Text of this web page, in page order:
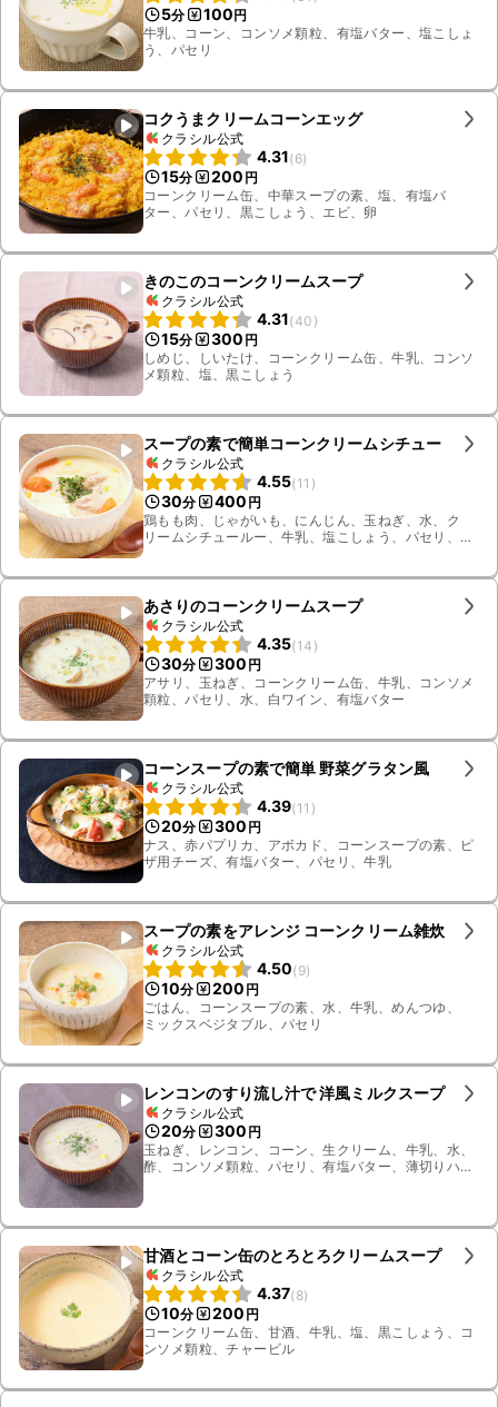
5分 100円
牛乳、コーン、コンソメ顆粒、有塩バター、塩こしょ
う、パセリ
コクうまクリームコーンエッグ
クラシル公式
4.31(6)
15分 200 円
コーンクリーム缶、中華スープの素、塩、有塩バ
ター、パセリ、黒こしょう、エビ、卵
きのこのコーンクリームスープ
クラシル公式
4.31(40 )
15分 300 円
しめじ、しいたけ、コーンクリーム缶、牛乳、コンソ
メ顆粒、塩、黒こしょう
スープの素で簡単コーンクリームシチュー
クラシル公式
4.55(11 )
30分 400 円
鶏もも肉、じゃがいも、にんじん、玉ねぎ、水、ク
リームシチュールー、牛乳、塩こしょう、パセリ、
あさりのコーンクリームスープ
クラシル公式
4.35(14 )
30分 300 円
アサリ、玉ねぎ、コーンクリーム缶、牛乳、コンソメ
顆粒、パセリ、水、白ワイン、有塩バター
コーンスープの素で簡単 野菜グラタン風
クラシル公式
4.39(11 )
20分 300 円
ナス、赤パプリカ、アボカド、コーンスープの素、ピ
ザ用チーズ、有塩バター、パセリ、牛乳
スープの素をアレンジ コーンクリーム雑炊
クラシル公式
4.50(9)
10分 200 円
ごはん、コーンスープの素、水、牛乳、めんつゆ、
ミックスベジタブル、パセリ
レンコンのすり流し汁で 洋風ミルクスープ
クラシル公式
20分 300 円
玉ねぎ、レンコン、コーン、生クリーム、牛乳、水、
酢、コンソメ顆粒、パセリ、有塩バター、薄切りハー
甘酒とコーン缶のとろとろクリームスープ
クラシル公式
4.37(8)
10分 200 円
コーンクリーム缶、甘酒、牛乳、塩、黒こしょう、コ
ンソメ顆粒、チャービル